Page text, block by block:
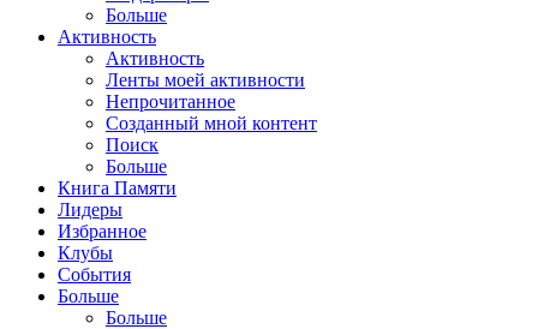
Больше
Активность
Активность
Ленты моей активности
Непрочитанное
Созданный мной контент
Поиск
Больше
Книга Памяти
Лидеры
Избранное
Клубы
События
Больше
Больше